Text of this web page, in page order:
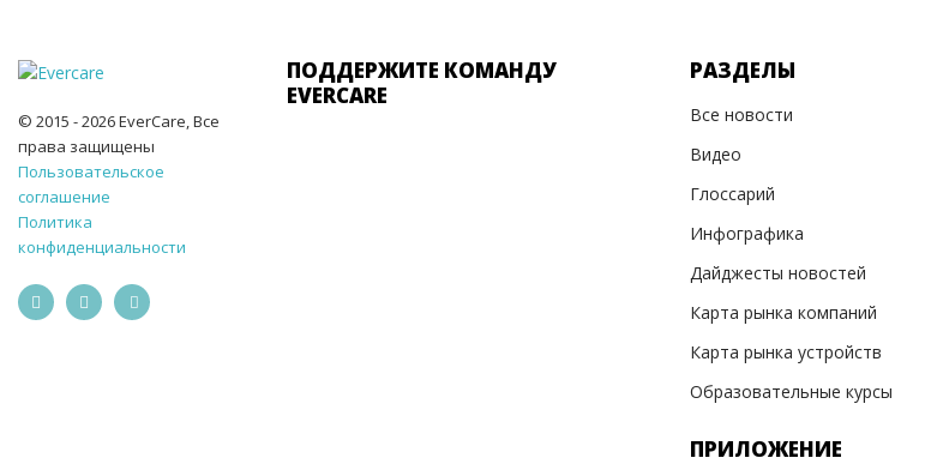
© 2015 - 2026 EverCare, Все
права защищены
Пользовательское
соглашение
Политика
конфиденциальности
ПОДДЕРЖИТЕ КОМАНДУ
EVERCARE
РАЗДЕЛЫ
Все новости
Видео
Глоссарий
Инфографика
Дайджесты новостей
Карта рынка компаний
Карта рынка устройств
Образовательные курсы
ПРИЛОЖЕНИЕ